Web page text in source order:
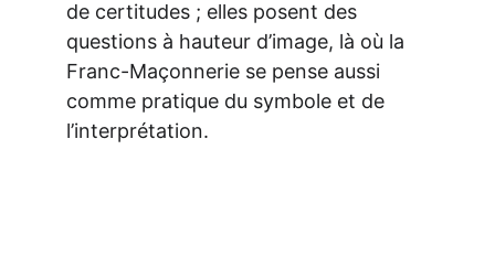
de certitudes ; elles posent des
questions à hauteur d’image, là où la
Franc-Maçonnerie se pense aussi
comme pratique du symbole et de
l’interprétation.